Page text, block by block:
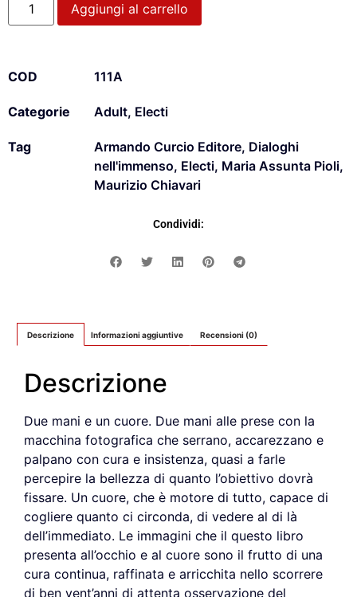
Aggiungi al carrello
COD 111A
Categorie Adult, Electi
Tag Armando Curcio Editore, Dialoghi
nell'immenso, Electi, Maria Assunta Pioli,
Maurizio Chiavari
Condividi:
Descrizione Informazioni aggiuntive Recensioni (0)
Descrizione
Due mani e un cuore. Due mani alle prese con la
macchina fotografica che serrano, accarezzano e
palpano con cura e insistenza, quasi a farle
percepire la bellezza di quanto l’obiettivo dovrà
fissare. Un cuore, che è motore di tutto, capace di
cogliere quanto ci circonda, di vedere al di là
dell’immediato. Le immagini che il questo libro
presenta all’occhio e al cuore sono il frutto di una
cura continua, raffinata e arricchita nello scorrere
di ben vent’anni di attenta osservazione del